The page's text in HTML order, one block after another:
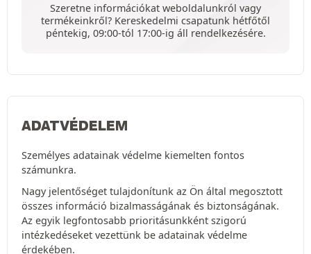
Szeretne információkat weboldalunkról vagy
termékeinkről? Kereskedelmi csapatunk hétfőtől
péntekig, 09:00-tól 17:00-ig áll rendelkezésére.
ADATVÉDELEM
Személyes adatainak védelme kiemelten fontos
számunkra.
Nagy jelentőséget tulajdonítunk az Ön által megosztott
összes információ bizalmasságának és biztonságának.
Az egyik legfontosabb prioritásunkként szigorú
intézkedéseket vezettünk be adatainak védelme
érdekében.